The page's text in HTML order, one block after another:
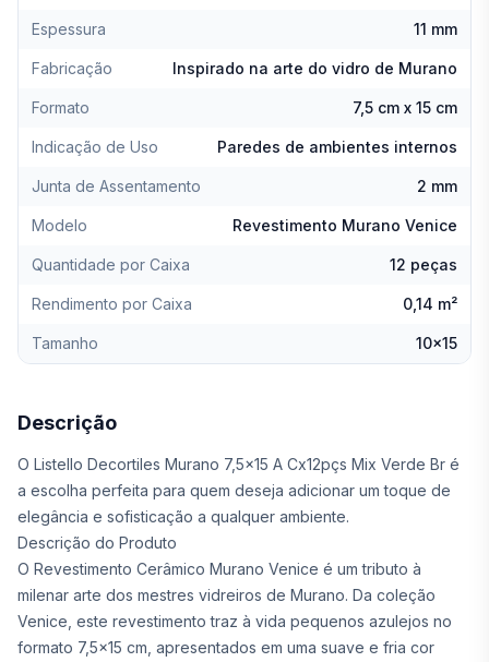
Espessura 11 mm
Fabricação Inspirado na arte do vidro de Murano
Formato 7,5 cm x 15 cm
Indicação de Uso Paredes de ambientes internos
Junta de Assentamento 2 mm
Modelo Revestimento Murano Venice
Quantidade por Caixa 12 peças
Rendimento por Caixa 0,14 m²
Tamanho 10x15
Descrição
O Listello Decortiles Murano 7,5x15 A Cx12pçs Mix Verde Br é
a escolha perfeita para quem deseja adicionar um toque de
elegância e sofisticação a qualquer ambiente.
Descrição do Produto
O Revestimento Cerâmico Murano Venice é um tributo à
milenar arte dos mestres vidreiros de Murano. Da coleção
Venice, este revestimento traz à vida pequenos azulejos no
formato 7,5x15 cm, apresentados em uma suave e fria cor